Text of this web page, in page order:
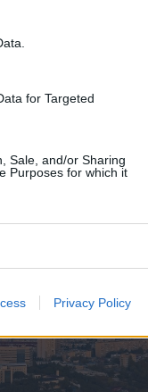
for Targeted
Sale, and/or Sharing
Purposes for which it
Privacy Policy